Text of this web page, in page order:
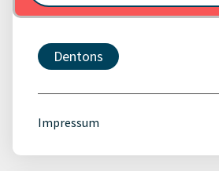
Dentons
Impressum